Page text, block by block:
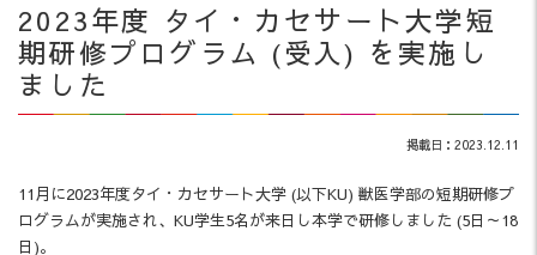
2023年度 タイ・カセサート大学短
期研修プログラム (受入) を実施し
ました
掲載日：2023.12.11
11月に2023年度タイ・カセサート大学 (以下KU) 獣医学部の短期研修プ
ログラムが実施され、KU学生5名が来日し本学で研修しました (5日～18
日)。